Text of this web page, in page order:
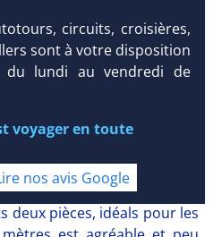
le Club Coralia Les
site préservé et d'un
sur un promontoire
ouvert sur la mer
et des équipements
au dessus de la piscine et
Sans oublier un beau spa
remarquables. A noter la
deux pièces, idéals pour les
circuits, croisières,
sont à votre disposition
du lundi au vendredi de
voyager en toute
nos avis Google